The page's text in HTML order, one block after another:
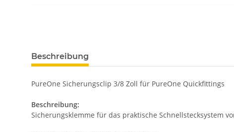
Beschreibung
PureOne Sicherungsclip 3/8 Zoll für PureOne Quickfittings
Beschreibung:
Sicherungsklemme für das praktische Schnellstecksystem